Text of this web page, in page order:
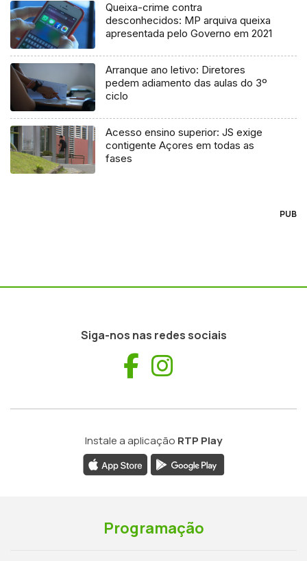
Queixa-crime contra
desconhecidos: MP arquiva queixa
apresentada pelo Governo em 2021
Arranque ano letivo: Diretores
pedem adiamento das aulas do 3º
ciclo
Acesso ensino superior: JS exige
contigente Açores em todas as
fases
PUB
Siga-nos nas redes sociais
Facebook
Instale a aplicação RTP Play
Programação